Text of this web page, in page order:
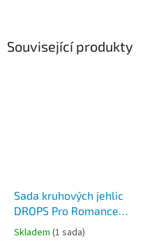
Související produkty
Sada kruhových jehlic
DROPS Pro Romance
Deluxe Set (3,5 - 8 mm)
Průměrné
Skladem (1 sada)